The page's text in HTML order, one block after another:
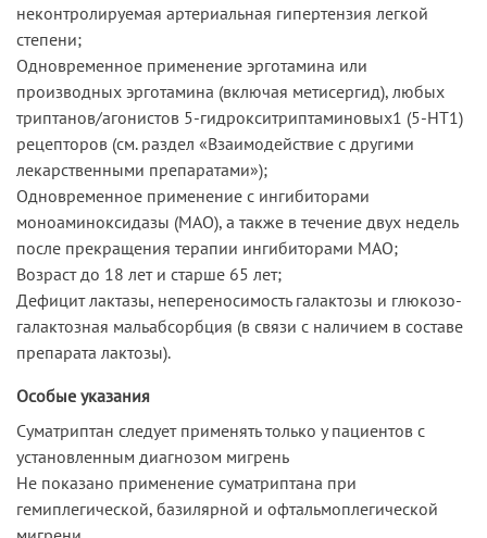
неконтролируемая артериальная гипертензия легкой
степени;
Одновременное применение эрготамина или
производных эрготамина (включая метисергид), любых
триптанов/агонистов 5-гидрокситриптаминовых1 (5-HT1)
рецепторов (см. раздел «Взаимодействие с другими
лекарственными препаратами»);
Одновременное применение с ингибиторами
моноаминоксидазы (МАО), а также в течение двух недель
после прекращения терапии ингибиторами МАО;
Возраст до 18 лет и старше 65 лет;
Дефицит лактазы, непереносимость галактозы и глюкозо-
галактозная мальабсорбция (в связи с наличием в составе
препарата лактозы).
Особые указания
Суматриптан следует применять только у пациентов с
установленным диагнозом мигрень
Не показано применение суматриптана при
гемиплегической, базилярной и офтальмоплегической